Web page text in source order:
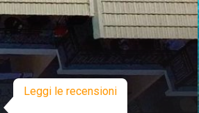
Leggi le recensioni